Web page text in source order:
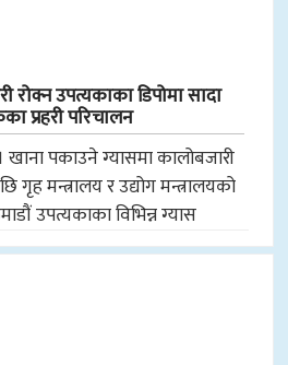
रोक्न उपत्यकाका डिपोमा सादा
प्रहरी परिचालन
पकाउने ग्यासमा कालोबजारी
गृह मन्त्रालय र उद्योग मन्त्रालयको
उपत्यकाका विभिन्न ग्यास